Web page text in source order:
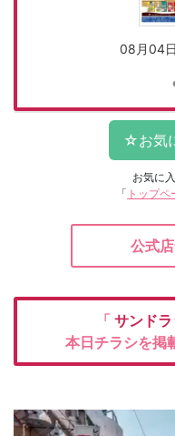
08月04
お気に
「 トップペ
公式
「 サンド
本日チラシを掲